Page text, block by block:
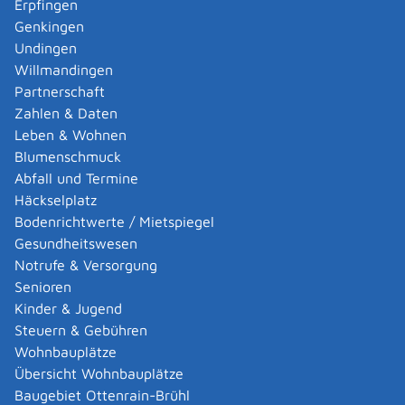
Erpfingen
Genkingen
Undingen
Willmandingen
Partnerschaft
Zahlen & Daten
Leben & Wohnen
Blumenschmuck
Abfall und Termine
Häckselplatz
Bodenrichtwerte / Mietspiegel
Gesundheitswesen
Notrufe & Versorgung
Senioren
Kinder & Jugend
Steuern & Gebühren
Wohnbauplätze
Übersicht Wohnbauplätze
Baugebiet Ottenrain-Brühl
auf Übergangsgeld haben. Dies ist dann der Fall, wenn
Sie unmittelbar vor Beginn der Maßnahme
Arbeitsentgelt erzielten und Beiträge zur
Rentenversicherung gezahlt haben. Hieraus berechnet
sich dann das Übergangsgeld.
Bei Selbstständigkeit muss unmittelbar vor Beginn der
Maßnahme Arbeitseinkommen erzielt worden sein. Des
Weiteren müssen im Kalenderjahr vor Beginn der
Maßnahme Rentenversicherungsbeiträge entrichtet
worden sein. Auf der Basis dieser Beiträge wird das
Übergangsgeld berechnet.
Wurde unmittelbar vor Beginn der Maßnahme
Arbeitslosengeld I, Krankengeld oder Verletztengeld
bezogen, kann ein Anspruch entstehen, wenn aus dem
der Leistung zugrunde liegenden Entgelt / Einkommen
Beiträge zur Rentenversicherung gezahlt worden sind.
Auf Grundlage der bezogenen Sozialleistungen wird
dann das Übergangsgeld berechnet.